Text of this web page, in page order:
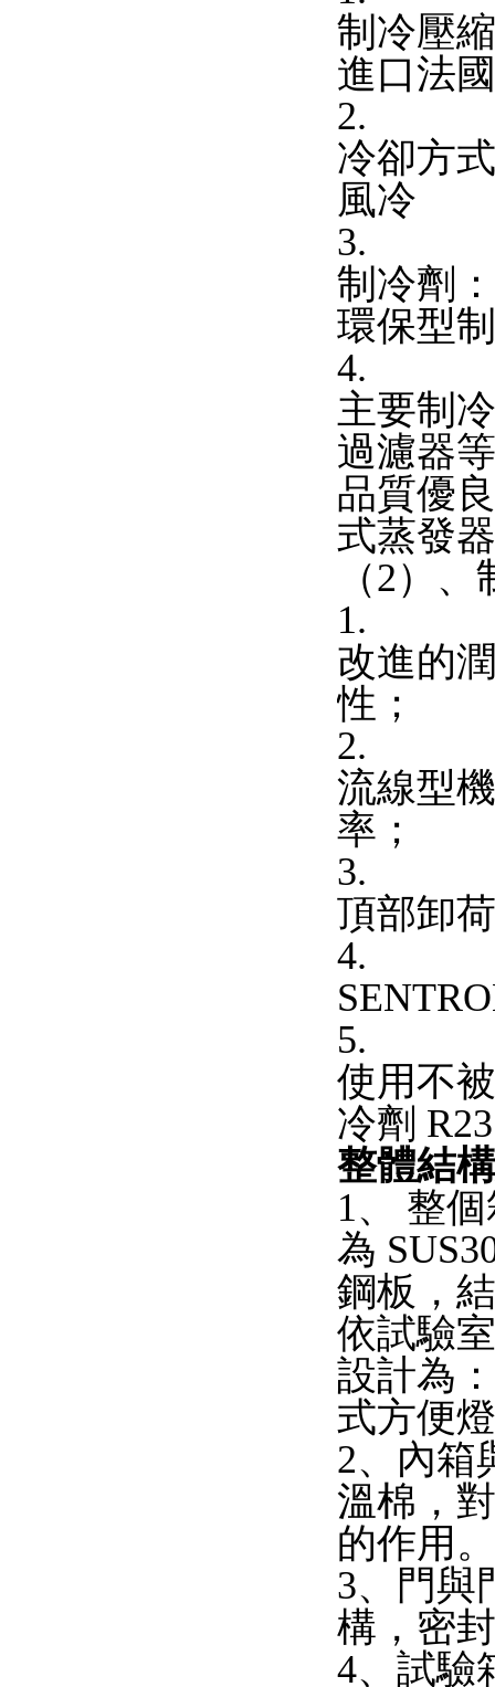
制冷壓
進口法
2.
冷卻方
風冷
3.
制冷劑：
環保型
4.
主要制
過濾器
品質優
式蒸發
（2）
1.
改進的
性；
2.
流線型
率；
3.
頂部卸
4.
5.
使用不
冷劑
整體結
1、 整
為
鋼板，
依試驗
設計為
式方便
2、內箱
溫棉，
的作用。
3、門與
構，密
4、試驗